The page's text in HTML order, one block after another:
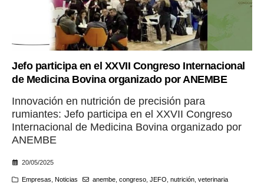
Jefo participa en el XXVII Congreso Internacional
de Medicina Bovina organizado por ANEMBE
Innovación en nutrición de precisión para
rumiantes: Jefo participa en el XXVII Congreso
Internacional de Medicina Bovina organizado por
ANEMBE
20/05/2025
Empresas Noticias anembe, congreso, JEFO nutrición, veterinaria